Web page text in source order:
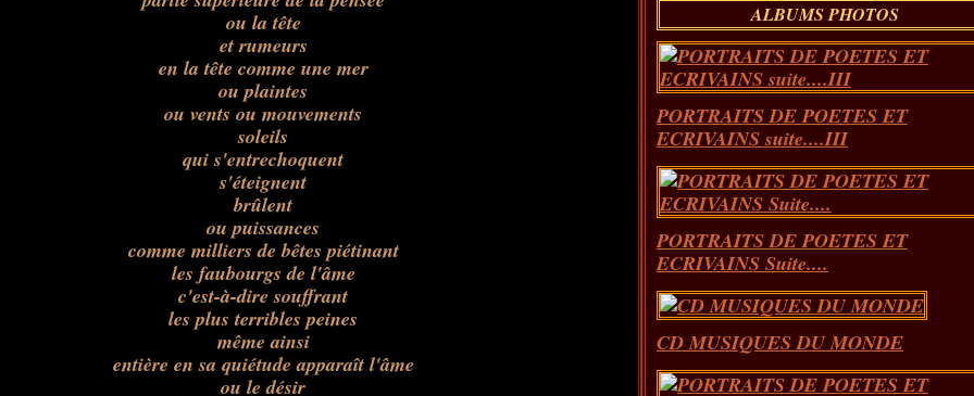
ou la tête
et rumeurs
en la tête comme une mer
ou plaintes
ou vents ou mouvements
soleils
qui s'entrechoquent
s'éteignent
brûlent
ou puissances
comme milliers de bêtes piétinant
les faubourgs de l'âme
c'est-à-dire souffrant
les plus terribles peines
même ainsi
entière en sa quiétude apparaît l'âme
ou le désir
ALBUMS PHOTOS
PORTRAITS DE POETES ET
ECRIVAINS suite....III
PORTRAITS DE POETES ET
ECRIVAINS Suite....
CD MUSIQUES DU MONDE